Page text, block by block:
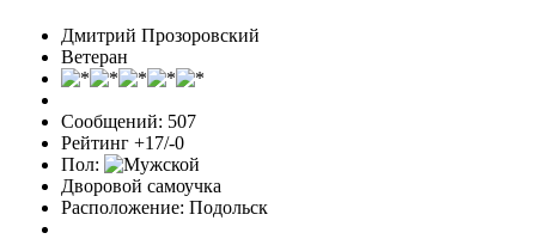
Дмитрий Прозоровский
Ветеран
Сообщений: 507
Рейтинг +17/-0
Пол:
Дворовой самоучка
Расположение: Подольск